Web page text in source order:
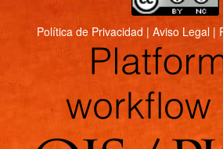
Política de Privacidad | Aviso Legal |